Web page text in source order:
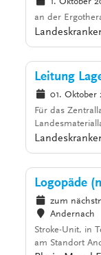
1. Oktober
an der
Leitung
01. Oktober
Für das
Logopäde
zum
Andernach
Stroke-Unit, in
am Standort